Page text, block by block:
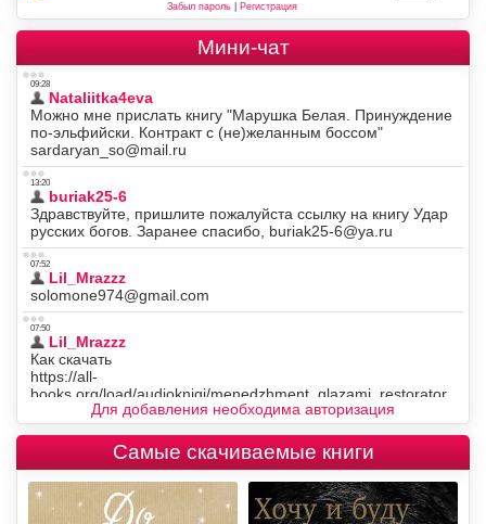
Забыл пароль| Регистрация
Мини-чат
Для добавления необходима авторизация
Самые скачиваемые книги